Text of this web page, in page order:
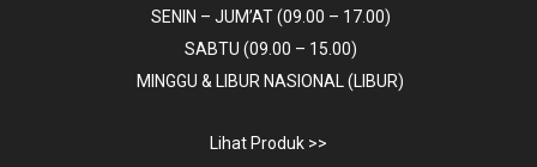
SENIN – JUM’AT (09.00 – 17.00)
SABTU (09.00 – 15.00)
MINGGU & LIBUR NASIONAL (LIBUR)
Lihat Produk >>